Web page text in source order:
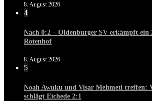
8. August 2026
4
Nach 0:2 – Oldenburger SV erkämpft ein
Rotenhof
8. August 2026
5
Noah Awuku und Visar Mehmeti treffen:
schlägt Eichede 2:1